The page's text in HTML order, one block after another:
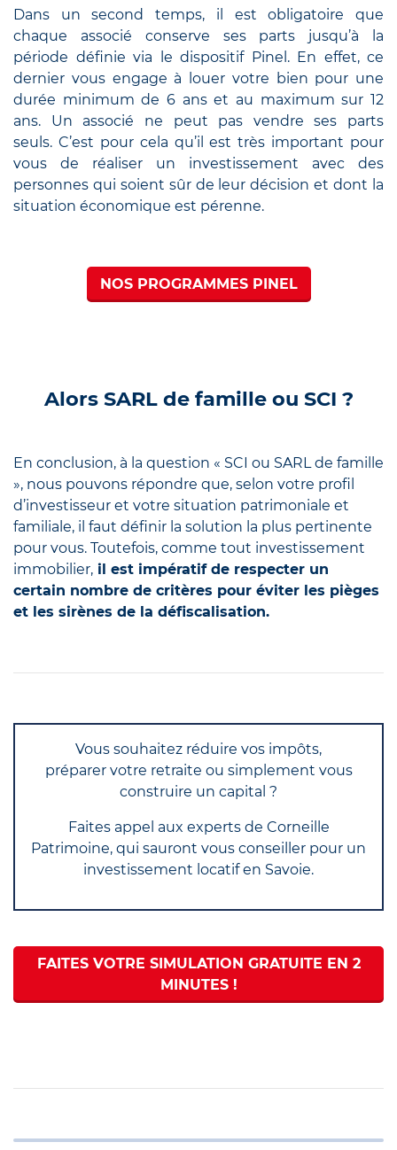
Dans un second temps, il est obligatoire que
chaque associé conserve ses parts jusqu’à la
période définie via le dispositif Pinel. En effet, ce
dernier vous engage à louer votre bien pour une
durée minimum de 6 ans et au maximum sur 12
ans. Un associé ne peut pas vendre ses parts
seuls. C’est pour cela qu’il est très important pour
vous de réaliser un investissement avec des
personnes qui soient sûr de leur décision et dont la
situation économique est pérenne.
NOS PROGRAMMES PINEL
Alors SARL de famille ou SCI ?
En conclusion, à la question « SCI ou SARL de famille
», nous pouvons répondre que, selon votre profil
d’investisseur et votre situation patrimoniale et
familiale, il faut définir la solution la plus pertinente
pour vous. Toutefois, comme tout investissement
immobilier, il est impératif de respecter un
certain nombre de critères pour éviter les pièges
et les sirènes de la défiscalisation.
Vous souhaitez réduire vos impôts,
préparer votre retraite ou simplement vous
construire un capital ?
Faites appel aux experts de Corneille
Patrimoine, qui sauront vous conseiller pour un
investissement locatif en Savoie.
FAITES VOTRE SIMULATION GRATUITE EN 2
MINUTES !